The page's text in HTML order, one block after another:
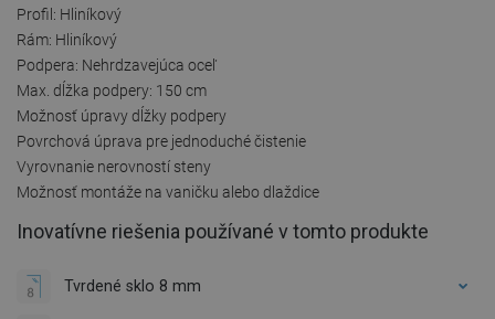
Profil: Hliníkový
Rám: Hliníkový
Podpera: Nehrdzavejúca oceľ
Max. dĺžka podpery: 150 cm
Možnosť úpravy dĺžky podpery
Povrchová úprava pre jednoduché čistenie
Vyrovnanie nerovností steny
Možnosť montáže na vaničku alebo dlaždice
Inovatívne riešenia používané v tomto produkte
Tvrdené sklo 8 mm